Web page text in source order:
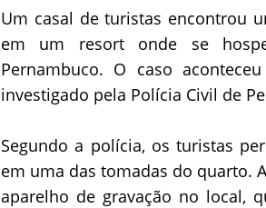
Um casal de turistas encontrou
em um resort onde se
Pernambuco. O caso
investigado pela Polícia Civil de
Segundo a polícia, os turistas
em uma das tomadas do quarto.
aparelho de gravação no local,